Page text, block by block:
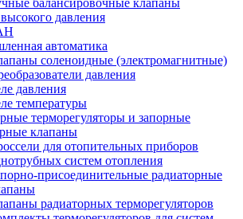
балансировочные клапаны
давления
автоматика
соленоидные (электромагнитные)
давления
давления
температуры
терморегуляторы и запорные
клапаны
для отопительных приборов
систем отопления
присоединительные радиаторные
радиаторных терморегуляторов